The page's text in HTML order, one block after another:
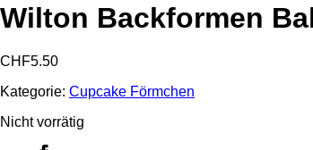
Wilton Backformen
CHF5.50
Kategorie: Cupcake Förmchen
Nicht vorrätig